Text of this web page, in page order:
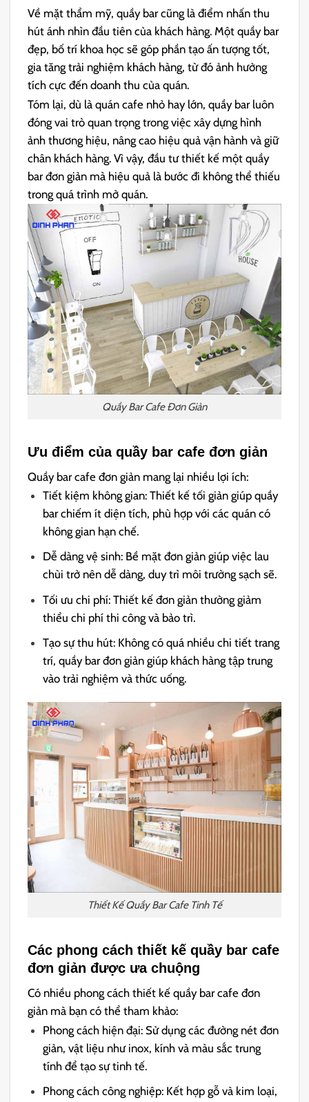
Về mặt thẩm mỹ, quầy bar cũng là điểm nhấn thu
hút ánh nhìn đầu tiên của khách hàng. Một quầy bar
đẹp, bố trí khoa học sẽ góp phần tạo ấn tượng tốt,
gia tăng trải nghiệm khách hàng, từ đó ảnh hưởng
tích cực đến doanh thu của quán.
Tóm lại, dù là quán cafe nhỏ hay lớn, quầy bar luôn
đóng vai trò quan trọng trong việc xây dựng hình
ảnh thương hiệu, nâng cao hiệu quả vận hành và giữ
chân khách hàng. Vì vậy, đầu tư thiết kế một quầy
bar đơn giản mà hiệu quả là bước đi không thể thiếu
trong quá trình mở quán.
Quầy Bar Cafe Đơn Giản
Ưu điểm của quầy bar cafe đơn giản
Quầy bar cafe đơn giản mang lại nhiều lợi ích:
Tiết kiệm không gian: Thiết kế tối giản giúp quầy
bar chiếm ít diện tích, phù hợp với các quán có
không gian hạn chế.
Dễ dàng vệ sinh: Bề mặt đơn giản giúp việc lau
chùi trở nên dễ dàng, duy trì môi trường sạch sẽ.
Tối ưu chi phí: Thiết kế đơn giản thường giảm
thiểu chi phí thi công và bảo trì.
Tạo sự thu hút: Không có quá nhiều chi tiết trang
trí, quầy bar đơn giản giúp khách hàng tập trung
vào trải nghiệm và thức uống.
Thiết Kế Quầy Bar Cafe Tinh Tế
Các phong cách thiết kế quầy bar cafe
đơn giản được ưa chuộng
Có nhiều phong cách thiết kế quầy bar cafe đơn
giản mà bạn có thể tham khảo:
Phong cách hiện đại: Sử dụng các đường nét đơn
giản, vật liệu như inox, kính và màu sắc trung
tính để tạo sự tinh tế.
Phong cách công nghiệp: Kết hợp gỗ và kim loại,